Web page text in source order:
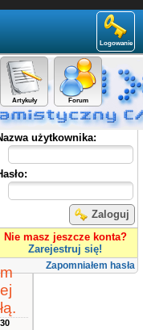
Logowanie
Artykuły Forum
Panel użytkownika
użytkownika:
Zaloguj
Nie masz jeszcze konta?
Zarejestruj się!
Zapomniałem hasła